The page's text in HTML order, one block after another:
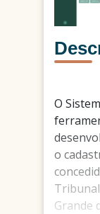
O
o
Grande